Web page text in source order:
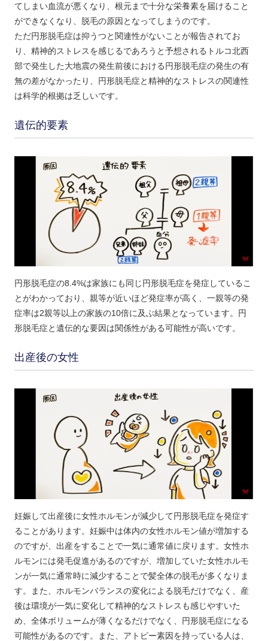
てしまい血流が悪くなり、根元まで十分な栄養素を届けること
ができなくなり、脱毛の原因となってしまうのです。
ただ円形脱毛症は抑うつと関連性がないことが報告されてお
り、精神的ストレスを感じるであろうと予想されるトルコ北西
部で発生した大地震の発生前後における円形脱毛症の発生の有
無の差がなかったり、円形脱毛症と精神的なストレスの関連性
は科学的根拠は乏しいです。
遺伝的要素
円形脱毛症の8.4%は家族にも同じ円形脱毛症を発症しているこ
とがわかっており、親等が近いほど発症率が高く、一親等の発
症率は2親等以上の家族の10倍に及ぶ結果となっています。円
形脱毛症と遺伝的な要因は関係性がある可能性が高いです。
出産後の女性
妊娠して出産後に女性ホルモンが減少して円形脱毛症を発症す
ることがあります。妊娠中は体内の女性ホルモン値が増加する
のですが、出産をすることで一気に通常値に戻ります。女性ホ
ルモンには発毛促進があるのですが、増加していた女性ホルモ
ンが一気に通常時に減少することで髪全体の脱毛が多くなりま
す。また、ホルモンバランスの変化による脱毛だけでなく、産
後は環境が一気に変化して精神的なストレスも感じやすいた
め、全体ボリュームが薄くなるだけでなく、円形脱毛症になる
可能性があるのです。また、アトピー素因を持っている人は、